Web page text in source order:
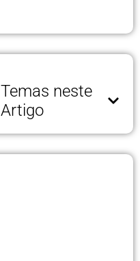
Temas neste
Artigo